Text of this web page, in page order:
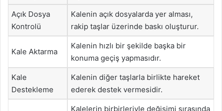
Açık Dosya
Kontrolü
Kalenin açık dosyalarda yer alması,
rakip taşlar üzerinde baskı oluşturur.
Kale Aktarma
Kalenin hızlı bir şekilde başka bir
konuma geçiş yapmasıdır.
Kale
Destekleme
Kalenin diğer taşlarla birlikte hareket
ederek destek vermesidir.
Kalelerin birbirleriyle değişimi sırasında